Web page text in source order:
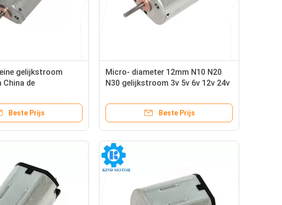
gelijkstroom
China de
Beste Prijs
Micro- diameter 12mm N10 N20
N30 gelijkstroom 3v 5v 6v 12v 24v
Beste Prijs